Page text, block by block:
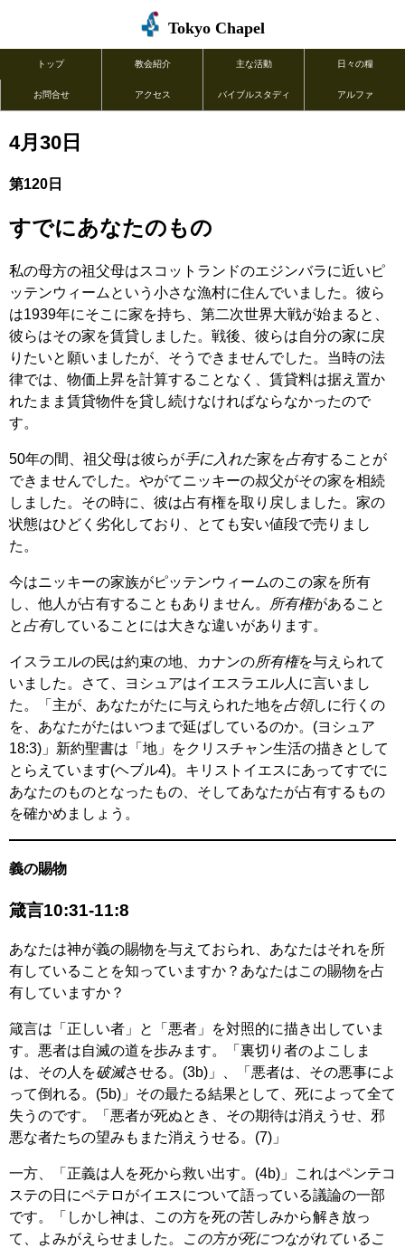
Tokyo Chapel
トップ 教会紹介 主な活動 日々の糧
お問合せ アクセス バイブルスタディ アルファ
4月30日
第120日
すでにあなたのもの
私の母方の祖父母はスコットランドのエジンバラに近いピ
ッテンウィームという小さな漁村に住んでいました。彼ら
は1939年にそこに家を持ち、第二次世界大戦が始まると、
彼らはその家を賃貸しました。戦後、彼らは自分の家に戻
りたいと願いましたが、そうできませんでした。当時の法
律では、物価上昇を計算することなく、賃貸料は据え置か
れたまま賃貸物件を貸し続けなければならなかったので
す。
50年の間、祖父母は彼らが手に入れた家を占有することが
できませんでした。やがてニッキーの叔父がその家を相続
しました。その時に、彼は占有権を取り戻しました。家の
状態はひどく劣化しており、とても安い値段で売りまし
た。
今はニッキーの家族がピッテンウィームのこの家を所有
し、他人が占有することもありません。
所有権があること
と 占有していることには大きな違いがあります。
イスラエルの民は約束の地、カナンの所有権を与えられて
いました。さて、ヨシュアはイエスラエル人に言いまし
た。「主が、あなたがたに与えられた地を占領しに行くの
を、あなたがたはいつまで延ばしているのか。(ヨシュア
18:3)」新約聖書は「地」をクリスチャン生活の描きとして
とらえています(ヘブル4)。キリストイエスにあってすでに
あなたのものとなったもの、そしてあなたが占有するもの
を確かめましょう。
義の賜物
箴言10:31-11:8
あなたは神が義の賜物を与えておられ、あなたはそれを所
有していることを知っていますか？あなたはこの賜物を占
有していますか？
箴言は「正しい者」と「悪者」を対照的に描き出していま
す。悪者は自滅の道を歩みます。「裏切り者のよこしま
は、その人を破滅させる。(3b)」、「悪者は、その悪事によ
って倒れる。(5b)」その最たる結果として、死によって全て
失うのです。「悪者が死ぬとき、その期待は消えうせ、邪
悪な者たちの望みもまた消えうせる。(7)」
一方、「正義は人を死から救い出す。(4b)」これはペンテコ
ステの日にペテロがイエスについて語っている議論の一部
です。「しかし神は、この方を死の苦しみから解き放っ
て、よみがえらせました。
この方が死につながれているこ